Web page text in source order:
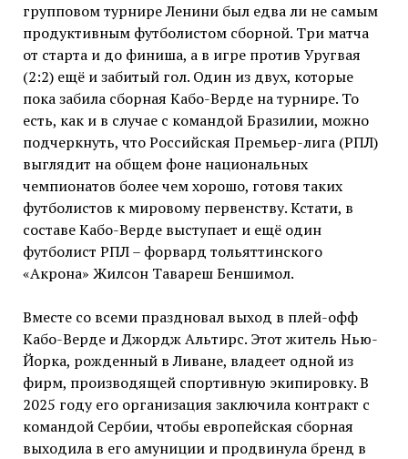
групповом турнире Ленини был едва ли не самым
продуктивным футболистом сборной. Три матча
от старта и до финиша, а в игре против Уругвая
(2:2) ещё и забитый гол. Один из двух, которые
пока забила сборная Кабо-Верде на турнире. То
есть, как и в случае с командой Бразилии, можно
подчеркнуть, что Российская Премьер-лига (РПЛ)
выглядит на общем фоне национальных
чемпионатов более чем хорошо, готовя таких
футболистов к мировому первенству. Кстати, в
составе Кабо-Верде выступает и ещё один
футболист РПЛ – форвард тольяттинского
«Акрона» Жилсон Тавареш Беншимол.
Вместе со всеми праздновал выход в плей-офф
Кабо-Верде и Джордж Альтирс. Этот житель Нью-
Йорка, рожденный в Ливане, владеет одной из
фирм, производящей спортивную экипировку. В
2025 году его организация заключила контракт с
командой Сербии, чтобы европейская сборная
выходила в его амуниции и продвинула бренд в